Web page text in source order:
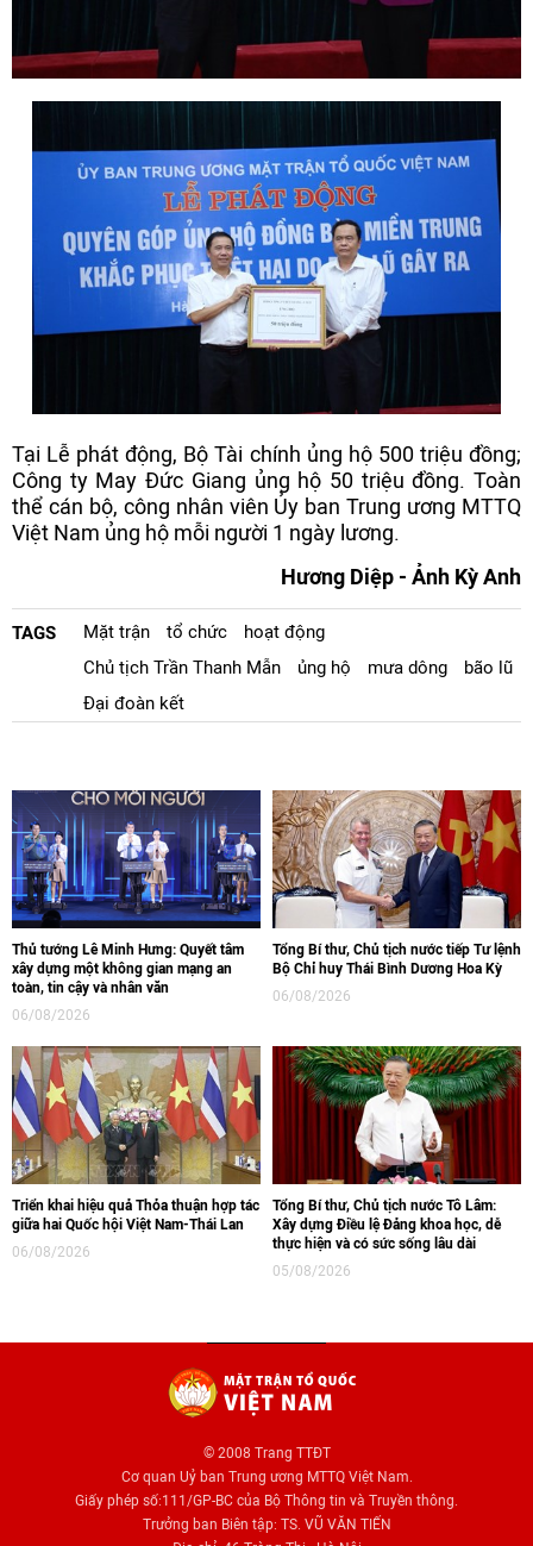
Tại Lễ phát động, Bộ Tài chính ủng hộ 500 triệu đồng;
Công ty May Đức Giang ủng hộ 50 triệu đồng. Toàn
thể cán bộ, công nhân viên Ủy ban Trung ương MTTQ
Việt Nam ủng hộ mỗi người 1 ngày lương.
Hương Diệp - Ảnh Kỳ Anh
TAGS Mặt trận tổ chức
hoạt động
Chủ tịch Trần Thanh Mẫn
ủng hộ mưa dông
bão lũ
Đại đoàn kết
Thủ tướng Lê Minh Hưng: Quyết tâm
xây dựng một không gian mạng an
toàn, tin cậy và nhân văn
06/08/2026
Tổng Bí thư, Chủ tịch nước tiếp Tư lệnh
Bộ Chỉ huy Thái Bình Dương Hoa Kỳ
06/08/2026
Triển khai hiệu quả Thỏa thuận hợp tác
giữa hai Quốc hội Việt Nam-Thái Lan
06/08/2026
Tổng Bí thư, Chủ tịch nước Tô Lâm:
Xây dựng Điều lệ Đảng khoa học, dễ
thực hiện và có sức sống lâu dài
05/08/2026
© 2008 Trang TTĐT
Cơ quan Uỷ ban Trung ương MTTQ Việt Nam.
Giấy phép số:111/GP-BC của Bộ Thông tin và Truyền thông.
Trưởng ban Biên tập: TS. VŨ VĂN TIẾN